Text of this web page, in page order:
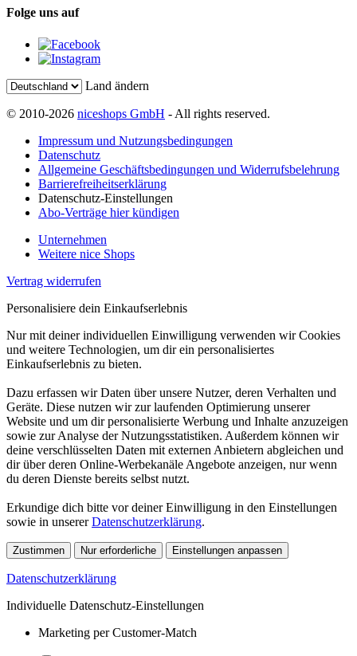
Folge uns auf
Land ändern
© 2010-2026 niceshops GmbH - All rights reserved.
Impressum und Nutzungsbedingungen
Datenschutz
Allgemeine Geschäftsbedingungen und Widerrufsbelehrung
Barrierefreiheitserklärung
Datenschutz-Einstellungen
Abo-Verträge hier kündigen
Unternehmen
Weitere nice Shops
Vertrag widerrufen
Personalisiere dein Einkaufserlebnis
Nur mit deiner individuellen Einwilligung verwenden wir Cookies
und weitere Technologien, um dir ein personalisiertes
Einkaufserlebnis zu bieten.
Dazu erfassen wir Daten über unsere Nutzer, deren Verhalten und
Geräte. Diese nutzen wir zur laufenden Optimierung unserer
Website und um dir personalisierte Werbung und Inhalte anzuzeigen
sowie zur Analyse der Nutzungsstatistiken. Außerdem können wir
deine verschlüsselten Daten mit externen Anbietern abgleichen und
dir über deren Online-Werbekanäle Angebote anzeigen, nur wenn
du deren Dienste bereits selbst nutzt.
Erkundige dich bitte vor deiner Einwilligung in den Einstellungen
sowie in unsererDatenschutzerklärung.
Zustimmen Nur erforderliche Einstellungen anpassen
Datenschutzerklärung
Individuelle Datenschutz-Einstellungen
Marketing per Customer-Match